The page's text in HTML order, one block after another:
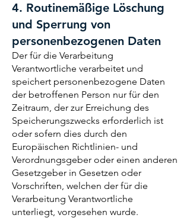
4. Routinemäßige Löschung
und Sperrung von
personenbezogenen Daten
Der für die Verarbeitung
Verantwortliche verarbeitet und
speichert personenbezogene Daten
der betroffenen Person nur für den
Zeitraum, der zur Erreichung des
Speicherungszwecks erforderlich ist
oder sofern dies durch den
Europäischen Richtlinien- und
Verordnungsgeber oder einen anderen
Gesetzgeber in Gesetzen oder
Vorschriften, welchen der für die
Verarbeitung Verantwortliche
unterliegt, vorgesehen wurde.